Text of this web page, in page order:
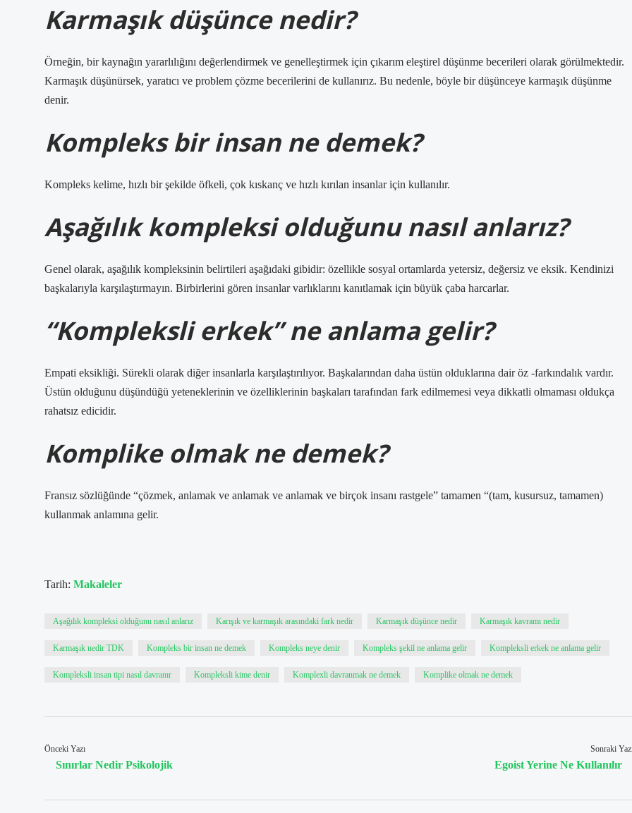
Karmaşık düşünce nedir?
Örneğin, bir kaynağın yararlılığını değerlendirmek ve genelleştirmek için çıkarım eleştirel düşünme becerileri olarak görülmektedir.
Karmaşık düşünürsek, yaratıcı ve problem çözme becerilerini de kullanırız. Bu nedenle, böyle bir düşünceye karmaşık düşünme
denir.
Kompleks bir insan ne demek?
Kompleks kelime, hızlı bir şekilde öfkeli, çok kıskanç ve hızlı kırılan insanlar için kullanılır.
Aşağılık kompleksi olduğunu nasıl anlarız?
Genel olarak, aşağılık kompleksinin belirtileri aşağıdaki gibidir: özellikle sosyal ortamlarda yetersiz, değersiz ve eksik. Kendinizi
başkalarıyla karşılaştırmayın. Birbirlerini gören insanlar varlıklarını kanıtlamak için büyük çaba harcarlar.
“Kompleksli erkek” ne anlama gelir?
Empati eksikliği. Sürekli olarak diğer insanlarla karşılaştırılıyor. Başkalarından daha üstün olduklarına dair öz -farkındalık vardır.
Üstün olduğunu düşündüğü yeteneklerinin ve özelliklerinin başkaları tarafından fark edilmemesi veya dikkatli olmaması oldukça
rahatsız edicidir.
Komplike olmak ne demek?
Fransız sözlüğünde “çözmek, anlamak ve anlamak ve anlamak ve birçok insanı rastgele” tamamen “(tam, kusursuz, tamamen)
kullanmak anlamına gelir.
Tarih: Makaleler
Aşağılık kompleksi olduğunu nasıl anlarız Karışık ve karmaşık arasındaki fark nedir Karmaşık düşünce nedir Karmaşık kavramı nedir
Karmaşık nedir TDK Kompleks bir insan ne demek Kompleks neye denir Kompleks şekil ne anlama gelir Kompleksli erkek ne anlama gelir
Kompleksli insan tipi nasıl davranır Kompleksli kime denir Komplexli davranmak ne demek Komplike olmak ne demek
Önceki Yazı
Sınırlar Nedir Psikolojik
Sonraki
Egoist Yerine Ne Kullanılır